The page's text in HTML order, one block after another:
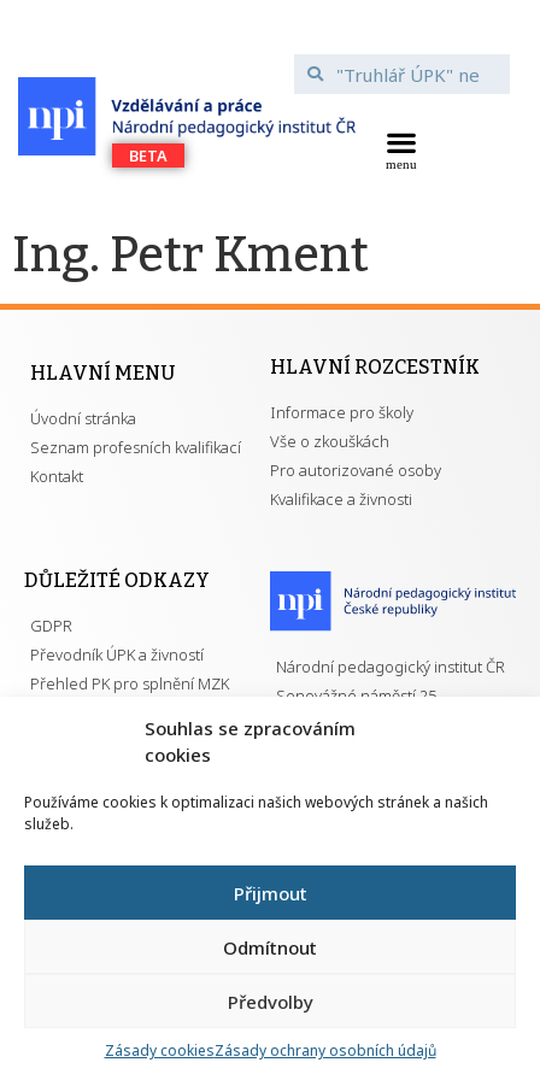
Souhlas se zpracováním
cookies
Používáme cookies k optimalizaci našich webových stránek a našich
služeb.
Přijmout
Odmítnout
Předvolby
Zásady cookiesZásady ochrany osobních údajů
Ing. Petr Kment
HLAVNÍ MENU
Úvodní stránka
Seznam profesních kvalifikací
Kontakt
HLAVNÍ ROZCESTNÍK
Informace pro školy
Vše o zkouškách
Pro autorizované osoby
Kvalifikace a živnosti
DŮLEŽITÉ ODKAZY
GDPR
Převodník ÚPK a živností
Přehled PK pro splnění MZK
Národní pedagogický institut ČR
Senovážné náměstí 25
110 00 Praha 1